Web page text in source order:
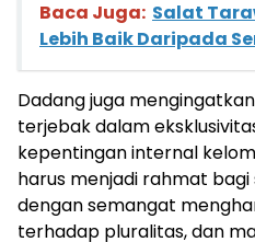
Baca Juga: Salat
Lebih Baik Daripada
Dadang juga
terjebak dalam
kepentingan internal
harus menjadi rahmat
dengan semangat
terhadap pluralitas, dan